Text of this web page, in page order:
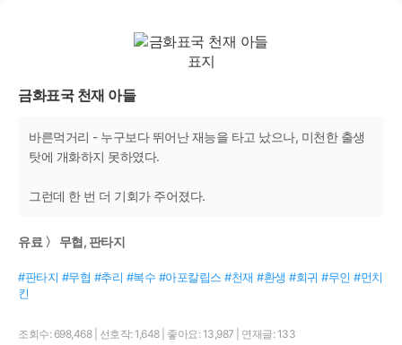
금화표국 천재 아들
바른먹거리 - 누구보다 뛰어난 재능을 타고 났으나, 미천한 출생
탓에 개화하지 못하였다.
그런데 한 번 더 기회가 주어졌다.
유료 〉 무협, 판타지
#판타지 #무협 #추리 #복수 #아포칼립스 #천재 #환생 #회귀 #무인 #먼치
킨
조회수: 698,468 선호작: 1,648 좋아요: 13,987 연재글: 133